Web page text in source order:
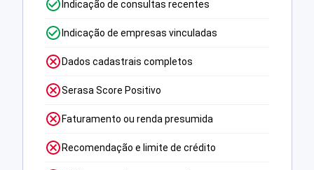
Indicação de consultas recentes
Indicação de empresas vinculadas
Dados cadastrais completos
Serasa Score Positivo
Faturamento ou renda presumida
Recomendação e limite de crédito